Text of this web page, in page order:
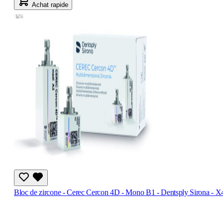
Achat rapide
Bloc de zircone - Cerec Cercon 4D - Mono B1 - Dentsply Sirona -